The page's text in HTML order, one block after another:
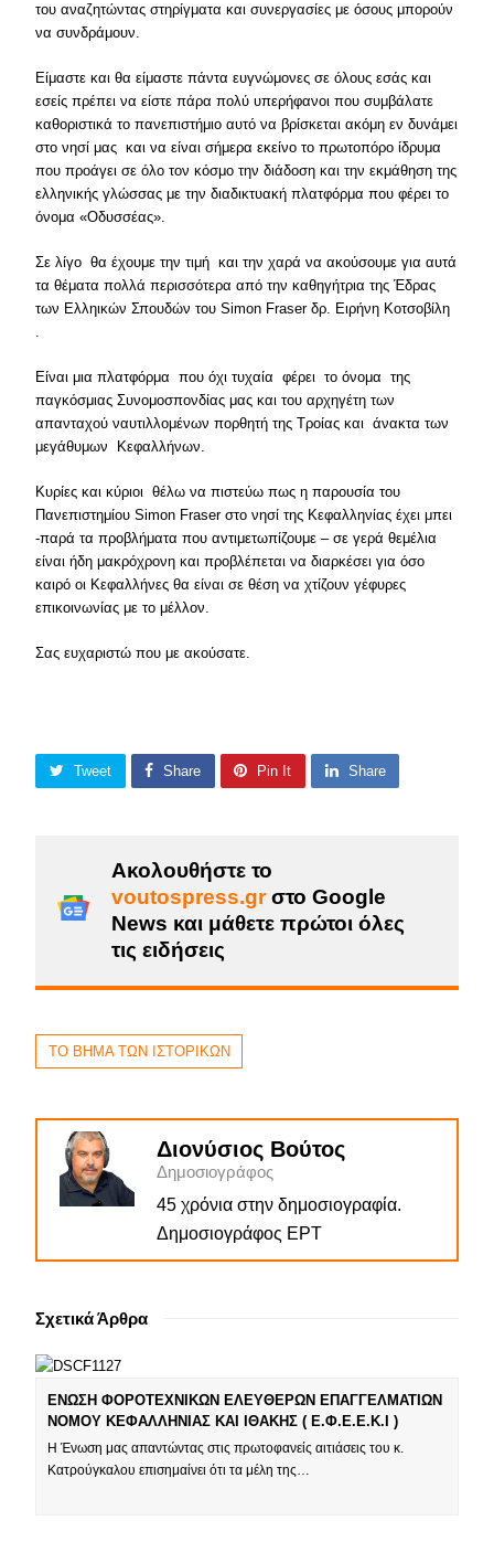
του αναζητώντας στηρίγματα και συνεργασίες με όσους μπορούν
να συνδράμουν.
Είμαστε και θα είμαστε πάντα ευγνώμονες σε όλους εσάς και
εσείς πρέπει να είστε πάρα πολύ υπερήφανοι που συμβάλατε
καθοριστικά το πανεπιστήμιο αυτό να βρίσκεται ακόμη εν δυνάμει
στο νησί μας και να είναι σήμερα εκείνο το πρωτοπόρο ίδρυμα
που προάγει σε όλο τον κόσμο την διάδοση και την εκμάθηση της
ελληνικής γλώσσας με την διαδικτυακή πλατφόρμα που φέρει το
όνομα «Οδυσσέας».
Σε λίγο θα έχουμε την τιμή και την χαρά να ακούσουμε για αυτά
τα θέματα πολλά περισσότερα από την καθηγήτρια της Έδρας
των Ελληικών Σπουδών του Simon Fraser δρ. Ειρήνη Κοτσοβίλη
.
Είναι μια πλατφόρμα που όχι τυχαία φέρει το όνομα της
παγκόσμιας Συνομοσπονδίας μας και του αρχηγέτη των
απανταχού ναυτιλλομένων πορθητή της Τροίας και άνακτα των
μεγάθυμων Κεφαλλήνων.
Κυρίες και κύριοι θέλω να πιστεύω πως η παρουσία του
Πανεπιστημίου Simon Fraser στο νησί της Κεφαλληνίας έχει μπει
-παρά τα προβλήματα που αντιμετωπίζουμε – σε γερά θεμέλια
είναι ήδη μακρόχρονη και προβλέπεται να διαρκέσει για όσο
καιρό οι Κεφαλλήνες θα είναι σε θέση να χτίζουν γέφυρες
επικοινωνίας με το μέλλον.
Σας ευχαριστώ που με ακούσατε.
Tweet Share Pin It Share
Ακολουθήστε το
voutospress.grστο Google
News και μάθετε πρώτοι όλες
τις ειδήσεις
ΤΟ ΒΗΜΑ ΤΩΝ ΙΣΤΟΡΙΚΩΝ
Διονύσιος Βούτος
Δημοσιογράφος
45 χρόνια στην δημοσιογραφία.
Δημοσιογράφος ΕΡΤ
Σχετικά Άρθρα
ΕΝΩΣΗ ΦΟΡΟΤΕΧΝΙΚΩΝ ΕΛΕΥΘΕΡΩΝ ΕΠΑΓΓΕΛΜΑΤΙΩΝ
ΝΟΜΟΥ ΚΕΦΑΛΛΗΝΙΑΣ ΚΑΙ ΙΘΑΚΗΣ ( Ε.Φ.Ε.Ε.Κ.Ι )
Η Ένωση μας απαντώντας στις πρωτοφανείς αιτιάσεις του κ.
Κατρούγκαλου επισημαίνει ότι τα μέλη της…